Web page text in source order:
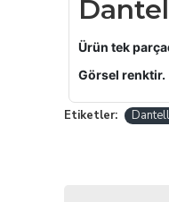
Ürün tek
Görsel renktir.
Etiketler: